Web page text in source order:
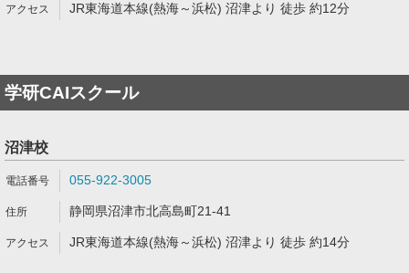
JR東海道本線(熱海～浜松) 沼津より 徒歩 約12分
学研CAIスクール
沼津校
055-922-3005
静岡県沼津市北高島町21-41
JR東海道本線(熱海～浜松) 沼津より 徒歩 約14分